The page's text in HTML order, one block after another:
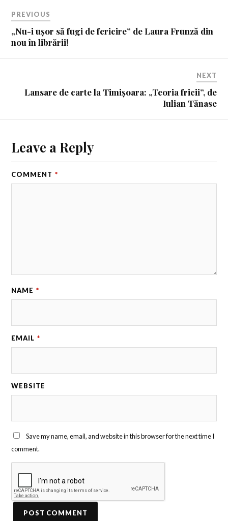
PREVIOUS
„Nu-i ușor să fugi de fericire” de Laura Frunză din
nou în librării!
NEXT
Lansare de carte la Timișoara: „Teoria fricii”, de
Iulian Tănase
Leave a Reply
COMMENT *
NAME *
EMAIL *
WEBSITE
Save my name, email, and website in this browser for the next time I
comment.